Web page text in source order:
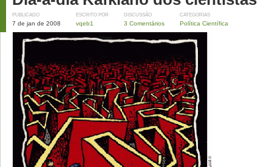
PUBLICADO
7 de jan de 2008
ESCRITO POR
vqeb1
DISCUSSÃO
3 Comentários
CATEGORIAS
Política Científica